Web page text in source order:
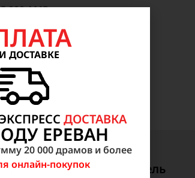
000AMD
Медицинская мебель
ДОСТАВКЕ
ЭКСПРЕСС ДОСТАВКА
ЕРЕВАН
20 000 драмов и более
онлайн-покупок